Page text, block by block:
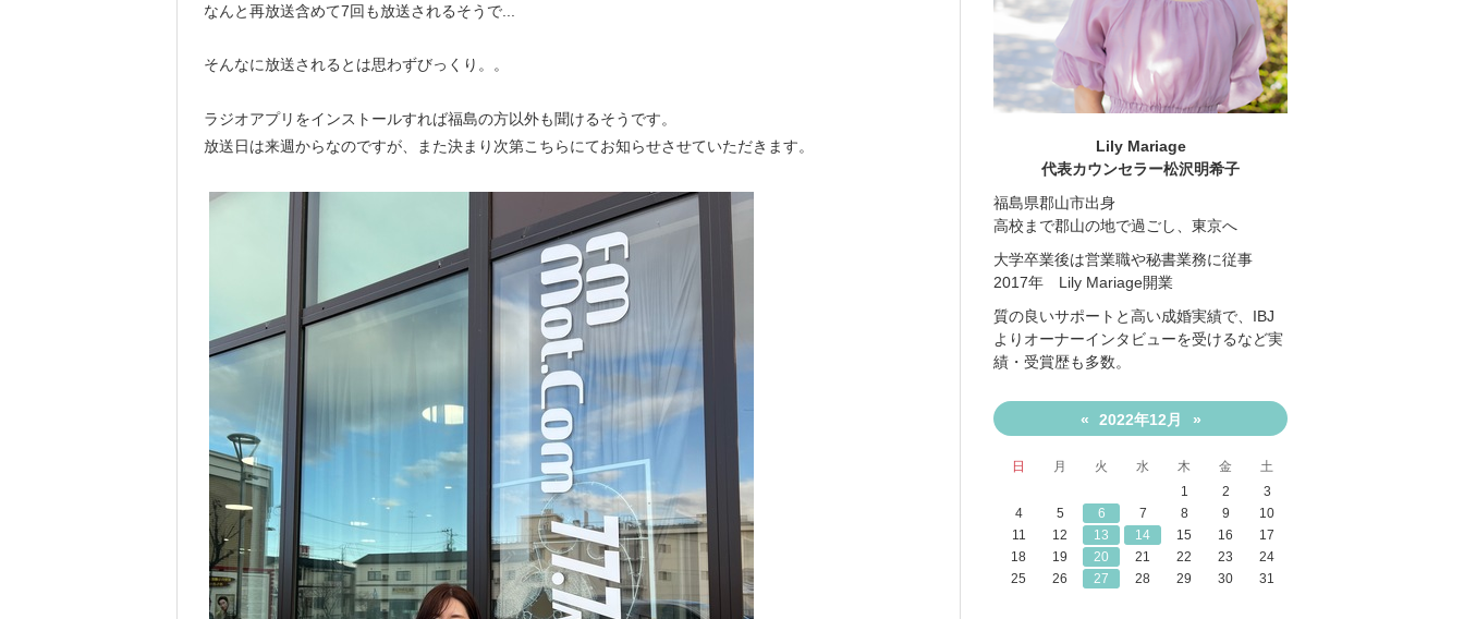
なんと再放送含めて7回も放送されるそうで...
そんなに放送されるとは思わずびっくり。。
ラジオアプリをインストールすれば福島の方以外も聞けるそうです。
放送日は来週からなのですが、また決まり次第こちらにてお知らせさせていただきます。
Lily Mariage
代表カウンセラー松沢明希子
福島県郡山市出身
高校まで郡山の地で過ごし、東京へ
大学卒業後は営業職や秘書業務に従事
2017年 Lily Mariage開業
質の良いサポートと高い成婚実績で、IBJ
よりオーナーインタビューを受けるなど実
績・受賞歴も多数。
« 2022年12月 »
日 月 火 水 木 金
土
1
2
3
4
5 6 7 8 9
10
11
12 13 14 15 16
17
18
19 20 21 22 23
24
25
26 27 28 29 30 31